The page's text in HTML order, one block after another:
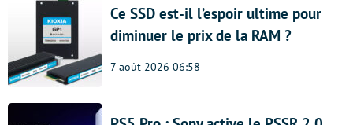
Ce SSD est-il l’espoir ultime pour
diminuer le prix de la RAM ?
7 août 2026 06:58